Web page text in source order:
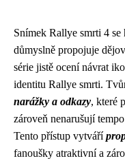
Snímek Rallye smrti 4 se
důmyslně propojuje
série jistě ocení návrat
identitu Rallye smrti.
narážky a odkazy, které
zároveň nenarušují
Tento přístup vytváří
fanoušky atraktivní a